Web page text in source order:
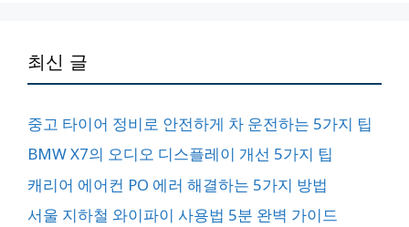
최신 글
중고 타이어 정비로 안전하게 차 운전하는 5가지 팁
BMW X7의 오디오 디스플레이 개선 5가지 팁
캐리어 에어컨 PO 에러 해결하는 5가지 방법
서울 지하철 와이파이 사용법 5분 완벽 가이드